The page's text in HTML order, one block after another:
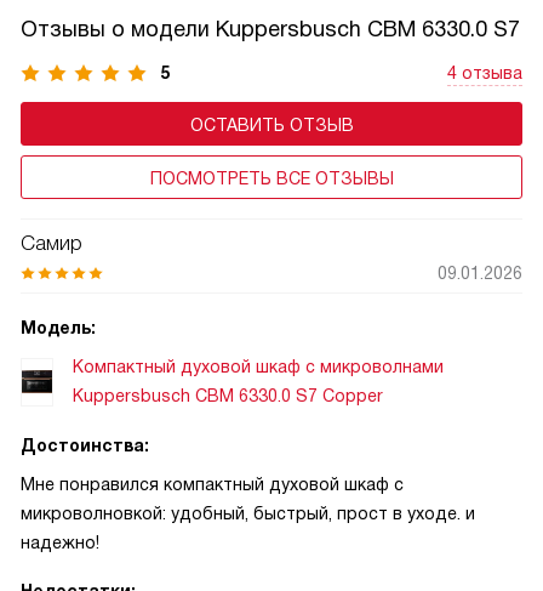
Отзывы о модели Kuppersbusch CBM 6330.0 S7
5 4 отзыва
ОСТАВИТЬ ОТЗЫВ
ПОСМОТРЕТЬ ВСЕ ОТЗЫВЫ
Самир
09.01.2026
Модель:
Компактный духовой шкаф с микроволнами
Kuppersbusch CBM 6330.0 S7 Copper
Достоинства:
Мне понравился компактный духовой шкаф с
микроволновкой: удобный, быстрый, прост в уходе. и
надежно!